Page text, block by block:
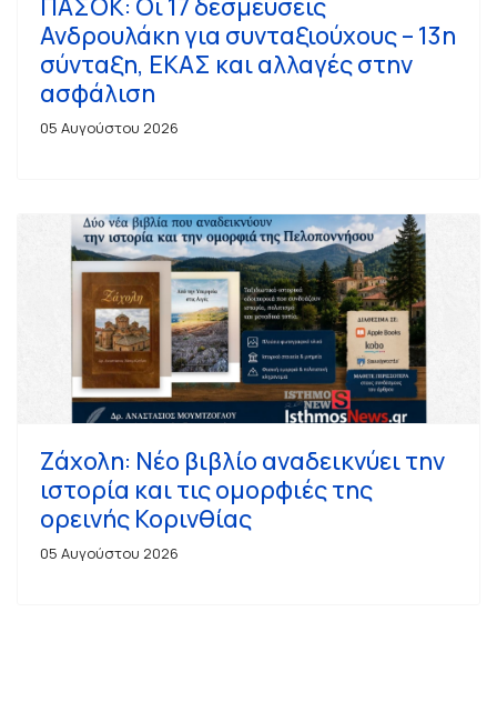
ΠΑΣΟΚ: Οι 17 δεσμεύσεις
Ανδρουλάκη για συνταξιούχους – 13η
σύνταξη, ΕΚΑΣ και αλλαγές στην
ασφάλιση
05 Αυγούστου 2026
Ζάχολη: Νέο βιβλίο αναδεικνύει την
ιστορία και τις ομορφιές της
ορεινής Κορινθίας
05 Αυγούστου 2026